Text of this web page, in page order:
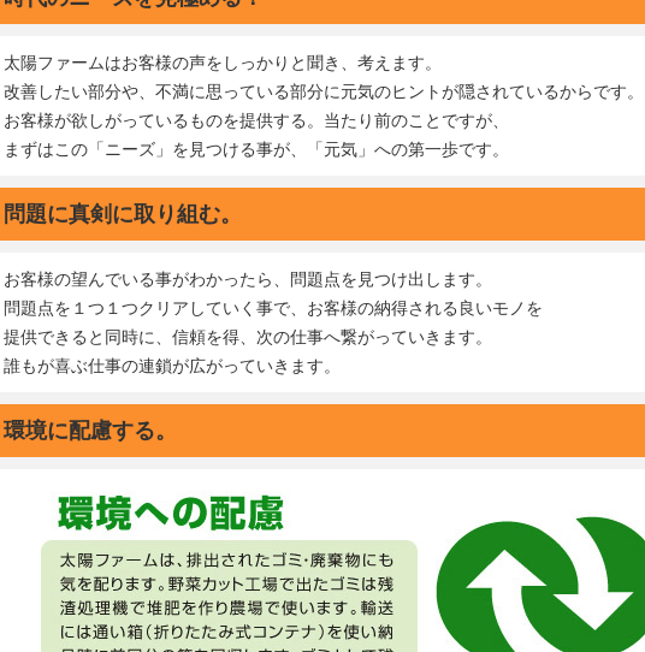
太陽ファームはお客様の声をしっかりと聞き、考えます。
改善したい部分や、不満に思っている部分に元気のヒントが隠されているからです。
お客様が欲しがっているものを提供する。当たり前のことですが、
まずはこの「ニーズ」を見つける事が、「元気」への第一歩です。
問題に真剣に取り組む。
お客様の望んでいる事がわかったら、問題点を見つけ出します。
問題点を１つ１つクリアしていく事で、お客様の納得される良いモノを
提供できると同時に、信頼を得、次の仕事へ繋がっていきます。
誰もが喜ぶ仕事の連鎖が広がっていきます。
環境に配慮する。